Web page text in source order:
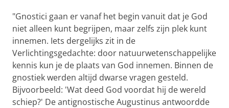
"Gnostici gaan er vanaf het begin vanuit dat je God
niet alleen kunt begrijpen, maar zelfs zijn plek kunt
innemen. Iets dergelijks zit in de
Verlichtingsgedachte: door natuurwetenschappelijke
kennis kun je de plaats van God innemen. Binnen de
gnostiek werden altijd dwarse vragen gesteld.
Bijvoorbeeld: 'Wat deed God voordat hij de wereld
schiep?' De antignostische Augustinus antwoordde